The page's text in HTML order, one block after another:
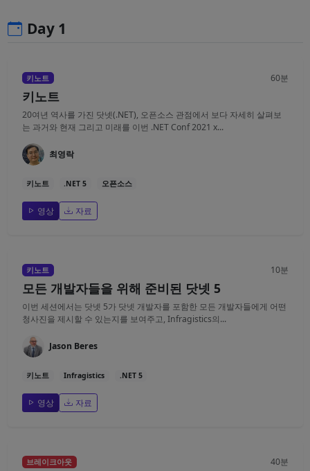
Day 1
키노트 60분
키노트
20여년 역사를 가진 닷넷(.NET), 오픈소스 관점에서 보다 자세히 살펴보
는 과거와 현재 그리고 미래를 이번 .NET Conf 2021 x...
최영락
키노트 .NET 5 오픈소스
영상 자료
키노트 10분
모든 개발자들을 위해 준비된 닷넷 5
이번 세션에서는 닷넷 5가 닷넷 개발자를 포함한 모든 개발자들에게 어떤
청사진을 제시할 수 있는지를 보여주고, Infragistics의...
Jason Beres
키노트 Infragistics .NET 5
영상 자료
브레이크아웃 40분